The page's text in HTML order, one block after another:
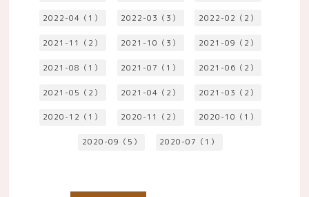
2022-04（1） 2022-03（3） 2022-02（2）
2021-11（2） 2021-10（3） 2021-09（2）
2021-08（1） 2021-07（1） 2021-06（2）
2021-05（2） 2021-04（2） 2021-03（2）
2020-12（1） 2020-11（2） 2020-10（1）
2020-09（5） 2020-07（1）